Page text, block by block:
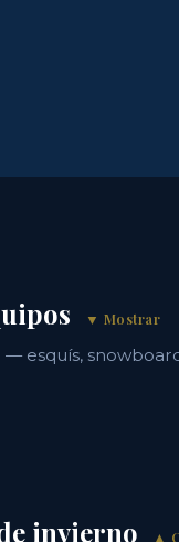
▼ Mostrar
esquís,
invierno ▲